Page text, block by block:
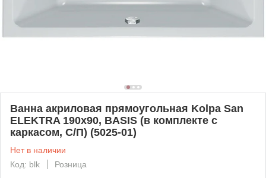
Ванна акриловая прямоугольная Kolpa San
ELEKTRA 190x90, BASIS (в комплекте с
каркасом, С/П) (5025-01)
Нет в наличии
Код: blk
Розница